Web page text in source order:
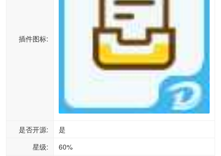
插件图标:
是否开源:
是
星级:
60%